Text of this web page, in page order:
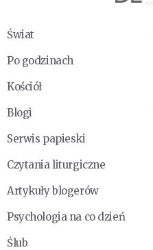
Świat
Po godzinach
Kościół
Blogi
Serwis papieski
Czytania liturgiczne
Artykuły blogerów
Psychologia na co dzień
Ślub